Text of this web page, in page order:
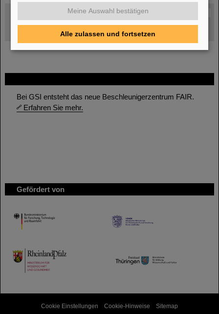
Bei GSI entsteht das neue Beschleunigerzentrum FAIR.
Erfahren Sie mehr.
Gefördert von
HMWK
TMWWDG
GSI-FAIR Kolloquium
Aktuelle Termine
Cookie Einstellungen Cookie-Hinweise Sitemap
Meine Auswahl bestätigen
Alle zulassen und fortsetzen